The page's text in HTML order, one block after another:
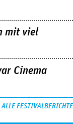
mit viel
Cinema
ALLE FESTIVALBERICHTE